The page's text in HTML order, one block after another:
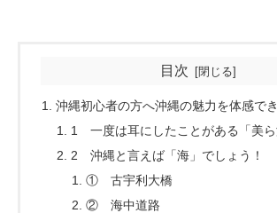
目次
沖縄初心者の方へ沖縄の魅力を体感で
1 一度は耳にしたことがある「美ら
2 沖縄と言えば「海」でしょう！
① 古宇利大橋
② 海中道路